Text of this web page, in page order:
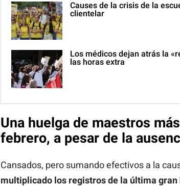
Causes de la crisis de la
clientelar
Los médicos dejan atrás la
las horas extra
Una huelga de maestros
febrero, a pesar de la
Cansados, pero sumando efectivos a la
multiplicado los registros de la última gran